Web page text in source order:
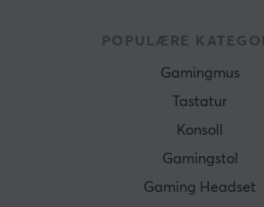
POPULÆRE
Gamingmus
Tastatur
Konsoll
Gamingstol
Gaming Headset